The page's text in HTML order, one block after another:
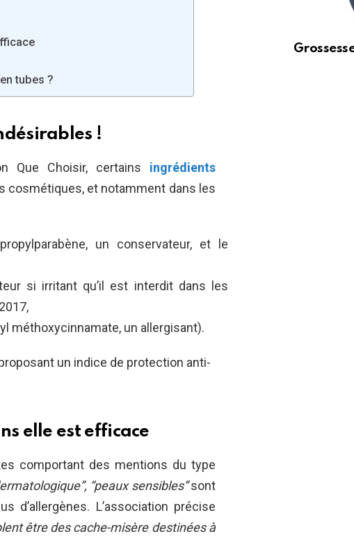
tubes ?
!
Que Choisir, certains ingrédients
cosmétiques, et notamment dans les
un conservateur, et le
si irritant qu’il est interdit dans les
méthoxycinnamate, un allergisant).
un indice de protection anti-
elle est efficace
comportant des mentions du type
“peaux sensibles”sont
d’allergènes. L’association précise
être des cache-misère destinées à